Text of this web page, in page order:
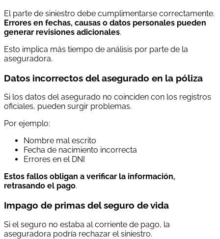
El parte de siniestro debe cumplimentarse correctamente.
Errores en fechas, causas o datos personales pueden
generar revisiones adicionales.
Esto implica más tiempo de análisis por parte de la
aseguradora.
Datos incorrectos del asegurado en la póliza
Si los datos del asegurado no coinciden con los registros
oficiales, pueden surgir problemas.
Por ejemplo:
Nombre mal escrito
Fecha de nacimiento incorrecta
Errores en el DNI
Estos fallos obligan a verificar la información,
retrasando el pago.
Impago de primas del seguro de vida
Si el seguro no estaba al corriente de pago, la
aseguradora podría rechazar el siniestro.